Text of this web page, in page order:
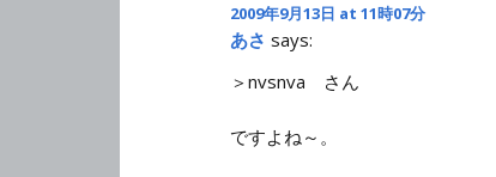
2009年9月13日 at 11時07分
あさ says:
＞nvsnva さん
ですよね～。